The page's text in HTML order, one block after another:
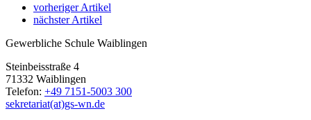
vorheriger Artikel
nächster Artikel
Gewerbliche Schule Waiblingen
Steinbeisstraße 4
71332 Waiblingen
Telefon: +49 7151-5003 300
sekretariat(at)gs-wn.de